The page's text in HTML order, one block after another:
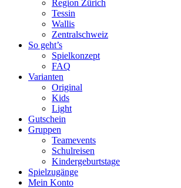
Region Zürich
Tessin
Wallis
Zentralschweiz
So geht’s
Spielkonzept
FAQ
Varianten
Original
Kids
Light
Gutschein
Gruppen
Teamevents
Schulreisen
Kindergeburtstage
Spielzugänge
Mein Konto